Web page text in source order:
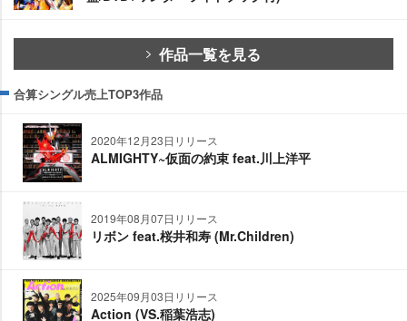
作品一覧を見る
合算シングル売上TOP3作品
2020年12月23日リリース
ALMIGHTY~仮面の約束 feat.川上洋平
2019年08月07日リリース
リボン feat.桜井和寿 (Mr.Children)
2025年09月03日リリース
Action (VS.稲葉浩志)